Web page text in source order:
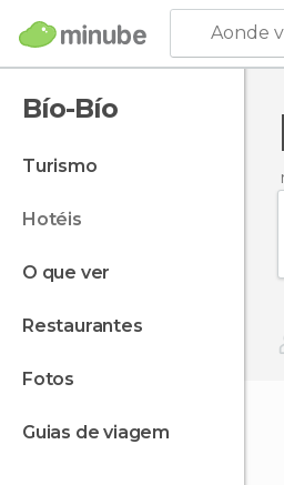
Aonde
Bío-Bío
turismo
hotéis
o que ver
restaurantes
fotos
guias de viagem